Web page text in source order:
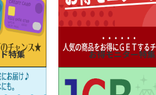
特集 お得モニター特集